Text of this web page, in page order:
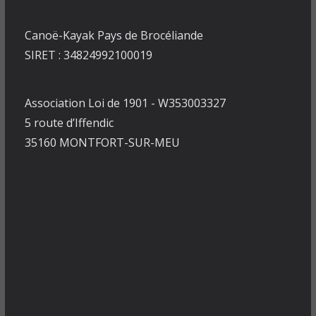
Canoë-Kayak Pays de Brocéliande
SIRET : 34824992100019
Association Loi de 1901 - W353003327
5 route d’Iffendic
35160 MONTFORT-SUR-MEU